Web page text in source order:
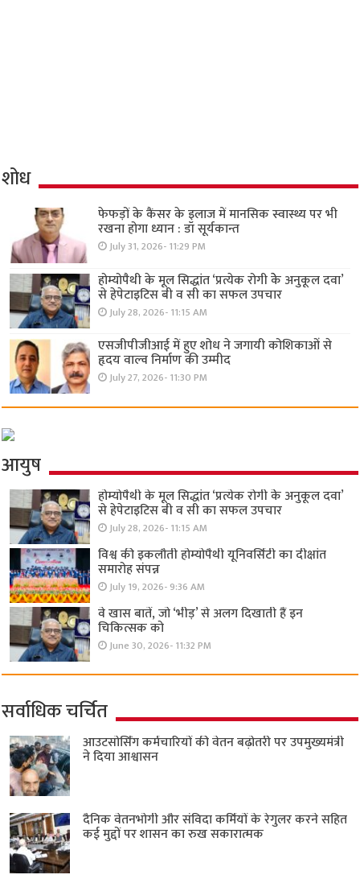
शोध
फेफड़ों के कैंसर के इलाज में मानसिक स्वास्थ्य पर भी
रखना होगा ध्यान : डॉ सूर्यकान्त
July 31, 2026- 11:29 PM
होम्योपैथी के मूल सिद्धांत ‘प्रत्येक रोगी केे अनुकूल दवा’
से हेपेटाइटिस बी व सी का सफल उपचार
July 28, 2026- 11:15 AM
एसजीपीजीआई में हुए शोध ने जगायी कोशिकाओं से
हृदय वाल्व निर्माण की उम्मीद
July 27, 2026- 11:30 PM
आयुष
होम्योपैथी के मूल सिद्धांत ‘प्रत्येक रोगी केे अनुकूल दवा’
से हेपेटाइटिस बी व सी का सफल उपचार
July 28, 2026- 11:15 AM
विश्व की इकलौती होम्योपैथी यूनिवर्सिटी का दीक्षांत
समारोह संपन्न
July 19, 2026- 9:36 AM
वे खास बातें, जो ‘भीड़’ से अलग दिखाती हैं इन
चिकित्सक को
June 30, 2026- 11:32 PM
सर्वाधिक चर्चित
आउटसोर्सिंग कर्मचारियों की वेतन बढ़ोतरी पर उपमुख्यमंत्री
ने दिया आश्वासन
दैनिक वेतनभोगी और संविदा कर्मियों के रेगुलर करने सहित
कई मुद्दों पर शासन का रुख सकारात्मक